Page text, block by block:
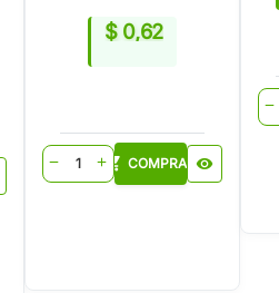
$ 0,62
remove addshopping_cart COMPRARvisibility
remove